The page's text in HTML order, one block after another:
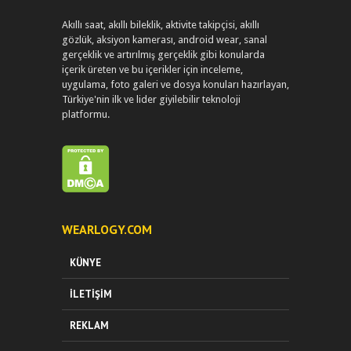
Akıllı saat, akıllı bileklik, aktivite takipçisi, akıllı
gözlük, aksiyon kamerası, android wear, sanal
gerçeklik ve artırılmış gerçeklik gibi konularda
içerik üreten ve bu içerikler için inceleme,
uygulama, foto galeri ve dosya konuları hazırlayan,
Türkiye'nin ilk ve lider giyilebilir teknoloji
platformu.
WEARLOGY.COM
KÜNYE
İLETIŞIM
REKLAM